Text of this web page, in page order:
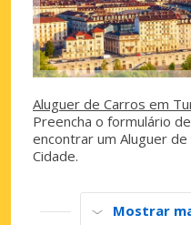
Aluguer de Carros em
Preencha o formulário
encontrar um Aluguer
Cidade.
Mostrar